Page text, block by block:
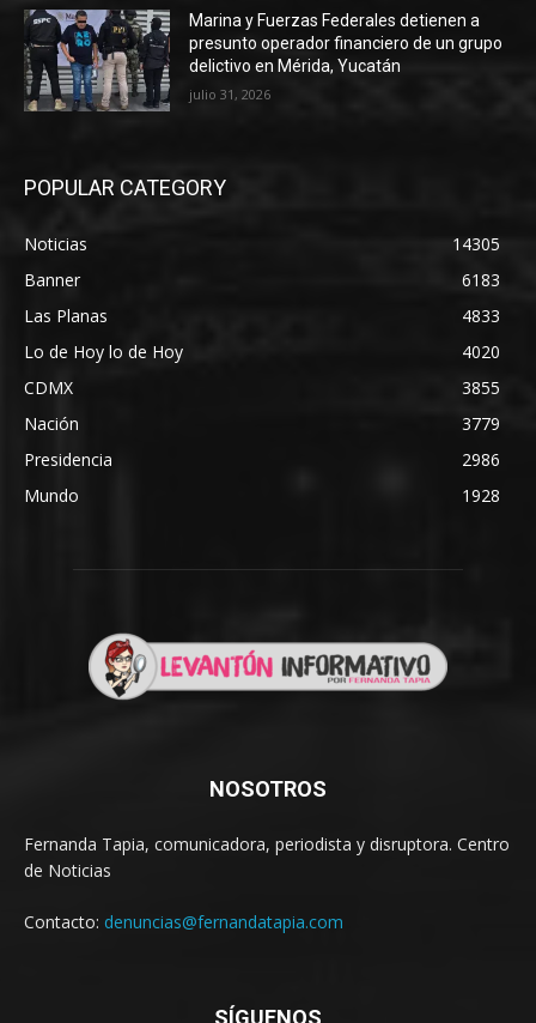
Marina y Fuerzas Federales detienen a
presunto operador financiero de un grupo
delictivo en Mérida, Yucatán
julio 31, 2026
POPULAR CATEGORY
Noticias
14305
Banner
6183
Las Planas
4833
Lo de Hoy lo de Hoy
4020
CDMX
3855
Nación
3779
Presidencia
2986
Mundo
1928
NOSOTROS
Fernanda Tapia, comunicadora, periodista y disruptora. Centro
de Noticias
Contacto: denuncias@fernandatapia.com